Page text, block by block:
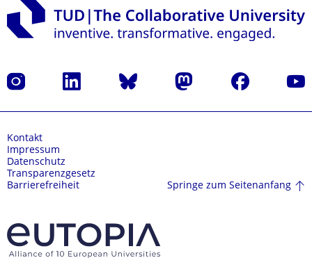
Instagram LinkedIn Bluesky Mastodon Facebook
Kontakt
Impressum
Datenschutz
Transparenzgesetz
Barrierefreiheit
Springe zum Seitenanfang